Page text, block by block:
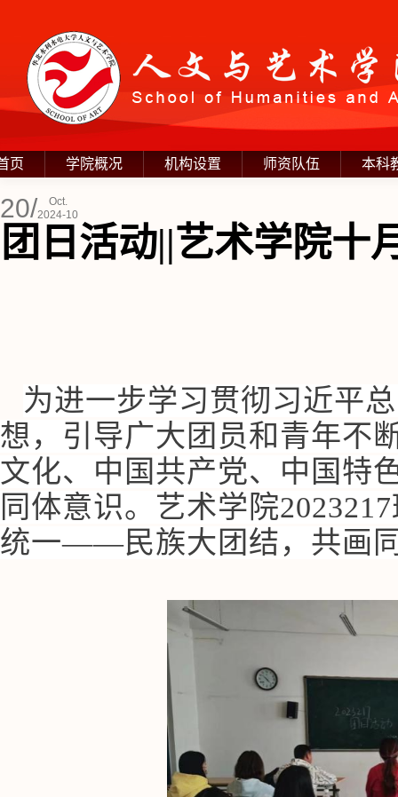
页 学院概况 机构设置 师资队伍 本科
20/
Oct.
2024-10
团日活动||艺术学院十
为进一步学习贯彻习近平
想，引导广大团员和青年不
文化、中国共产党、中国特
同体意识。艺术学院
统一——民族大团结，共画